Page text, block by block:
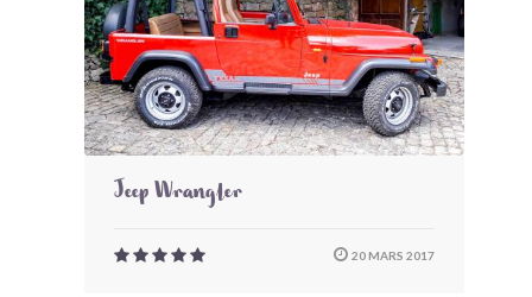
Jeep Wrangler
20 MARS 2017